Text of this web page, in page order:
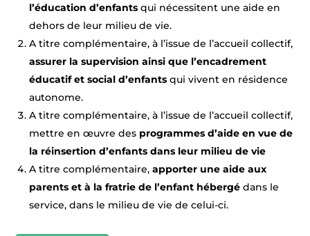
l’éducation d’enfants qui nécessitent une aide en
dehors de leur milieu de vie.
A titre complémentaire, à l’issue de l’accueil collectif,
assurer la supervision ainsi que l’encadrement
éducatif et social d’enfants qui vivent en résidence
autonome.
A titre complémentaire, à l’issue de l’accueil collectif,
mettre en œuvre des programmes d’aide en vue de
la réinsertion d’enfants dans leur milieu de vie
A titre complémentaire,apporter une aide aux
parents et à la fratrie de l’enfant hébergé dans le
service, dans le milieu de vie de celui-ci.